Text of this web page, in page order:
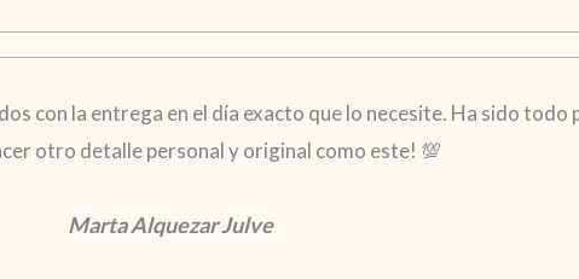
con la entrega en el día exacto que lo necesite. Ha sido
otro detalle personal y original como este! 💯
Marta Alquezar Julve